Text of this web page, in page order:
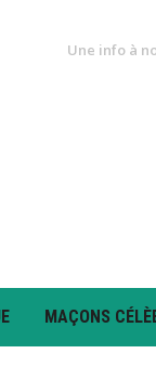
Une info à
MAÇONS